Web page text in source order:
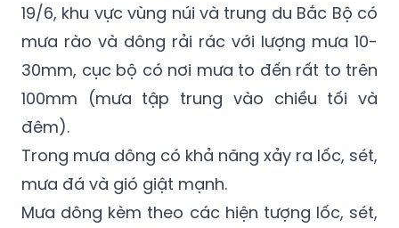
19/6, khu vực vùng núi và trung du Bắc Bộ có
mưa rào và dông rải rác với lượng mưa 10-
30mm, cục bộ có nơi mưa to đến rất to trên
100mm (mưa tập trung vào chiều tối và
đêm).
Trong mưa dông có khả năng xảy ra lốc, sét,
mưa đá và gió giật mạnh.
Mưa dông kèm theo các hiện tượng lốc, sét,